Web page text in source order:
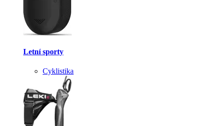
Letní sporty
Cyklistika